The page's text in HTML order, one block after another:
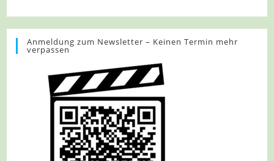
Anmeldung zum Newsletter – Keinen Termin mehr
verpassen